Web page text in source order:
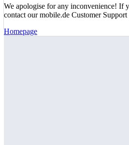
We apologise for any inconvenience! If
contact our mobile.de Customer
Homepage